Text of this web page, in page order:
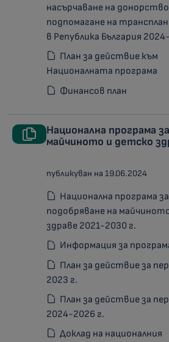
насърчаване на
подпомагане на
в Република България
План за действие към
Националната програма
Финансов план
Национална програма
майчиното и детско
публикуван на 19.06.2024
Национална програма за
подобряване на
здраве 2021-2030 г.
Информация за
План за действие за
2023 г.
План за действие за
2024-2026 г.
Доклад на националния